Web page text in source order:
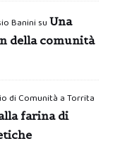
Banini su Una
della comunità
di Comunità a Torrita
farina di